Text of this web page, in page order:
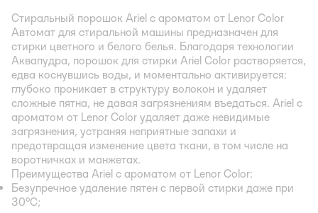
Стиральный порошок Ariel с ароматом от Lenor Color
Автомат для стиральной машины предназначен для
стирки цветного и белого белья. Благодаря технологии
Аквапудра, порошок для стирки Ariel Color растворяется,
едва коснувшись воды, и моментально активируется:
глубоко проникает в структуру волокон и удаляет
сложные пятна, не давая загрязнениям въедаться. Ariel с
ароматом от Lenor Color удаляет даже невидимые
загрязнения, устраняя неприятные запахи и
предотвращая изменение цвета ткани, в том числе на
воротничках и манжетах.
Преимущества Ariel с ароматом от Lenor Color:
Безупречное удаление пятен с первой стирки даже при
30°C;